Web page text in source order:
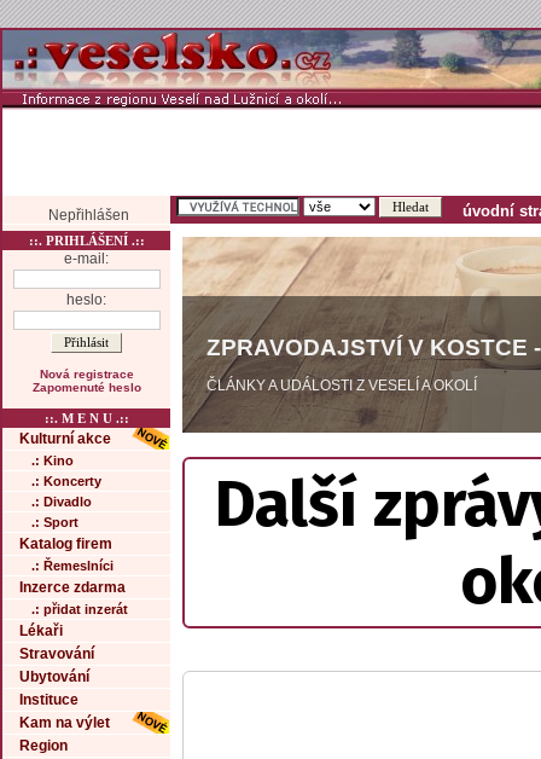
Nepřihlášen úvodní
::. PRIHLÁŠENÍ .::
e-mail:
heslo:
Nová registrace
Zapomenuté heslo
::. M E N U .::
Kulturní akce
.: Kino
.: Koncerty
.: Divadlo
.: Sport
Katalog firem
.: Řemeslníci
Inzerce zdarma
.: přidat inzerát
Lékaři
Stravování
Ubytování
Instituce
Kam na výlet
Region
ZPRAVODAJSTVÍ V KOSTCE
ČLÁNKY A UDÁLOSTI Z VESELÍ A OKOLÍ
Další